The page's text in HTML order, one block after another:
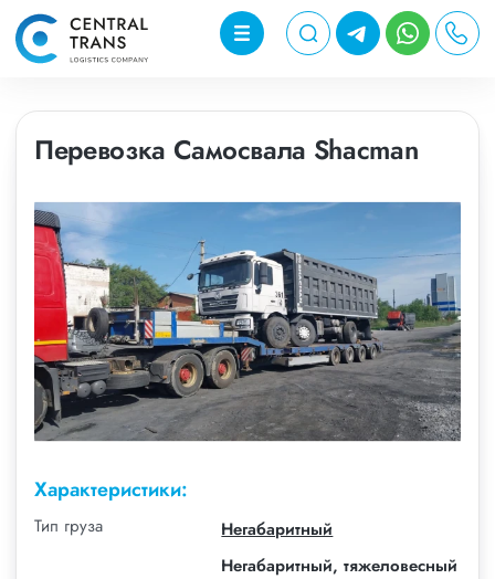
Перевозка Самосвала Shacman
Характеристики:
Тип груза
Негабаритный
Негабаритный, тяжеловесный